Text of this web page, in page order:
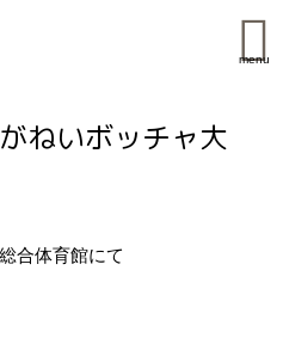
menu
ねいボッチャ大
合体育館にて